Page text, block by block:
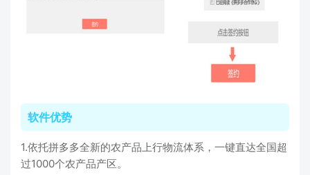
软件优势
1.依托拼多多全新的农产品上行物流体系，一键直达全国超
过1000个农产品产区。